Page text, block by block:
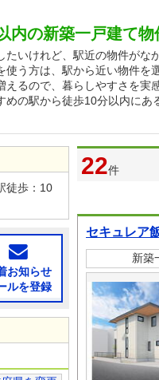
内の新築一戸建て物
たいけれど、駅近の物件がな
使う方は、駅から近い物件を
えるので、暮らしやすさを実
めの駅から徒歩10分以内にあ
22件
セキュレア
新築
徒歩：10
お知らせ
ルを登録